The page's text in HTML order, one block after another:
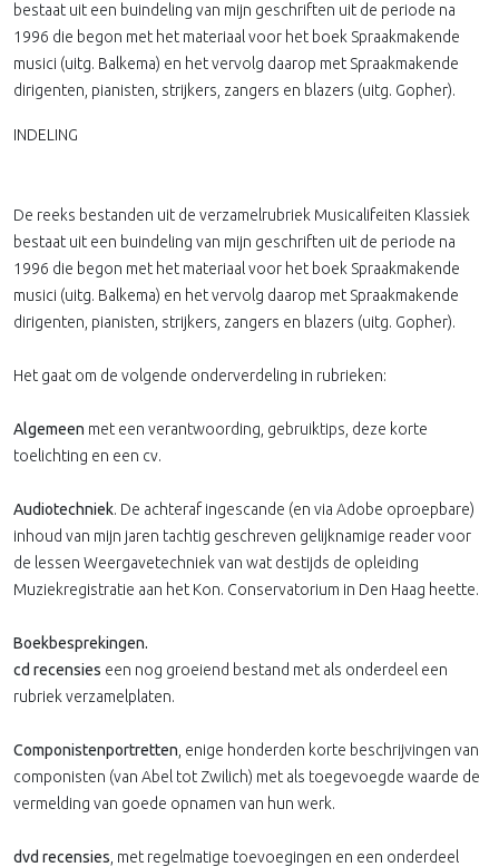
bestaat uit een buindeling van mijn geschriften uit de periode na
1996 die begon met het materiaal voor het boek Spraakmakende
musici (uitg. Balkema) en het vervolg daarop met Spraakmakende
dirigenten, pianisten, strijkers, zangers en blazers (uitg. Gopher).
INDELING
De reeks bestanden uit de verzamelrubriek Musicalifeiten Klassiek
bestaat uit een buindeling van mijn geschriften uit de periode na
1996 die begon met het materiaal voor het boek Spraakmakende
musici (uitg. Balkema) en het vervolg daarop met Spraakmakende
dirigenten, pianisten, strijkers, zangers en blazers (uitg. Gopher).
Het gaat om de volgende onderverdeling in rubrieken:
Algemeen met een verantwoording, gebruiktips, deze korte
toelichting en een cv.
Audiotechniek. De achteraf ingescande (en via Adobe oproepbare)
inhoud van mijn jaren tachtig geschreven gelijknamige reader voor
de lessen Weergavetechniek van wat destijds de opleiding
Muziekregistratie aan het Kon. Conservatorium in Den Haag heette.
Boekbesprekingen.
cd recensies een nog groeiend bestand met als onderdeel een
rubriek verzamelplaten.
Componistenportretten , enige honderden korte beschrijvingen van
componisten (van Abel tot Zwilich) met als toegevoegde waarde de
vermelding van goede opnamen van hun werk.
dvd recensies , met regelmatige toevoegingen en een onderdeel